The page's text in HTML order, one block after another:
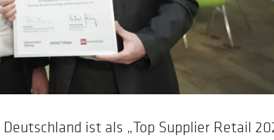
ist als „Top Supplier Retail